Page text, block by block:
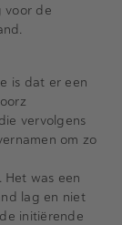
voor de
is dat er een
vervolgens
om zo
was een
lag en niet
initiërende